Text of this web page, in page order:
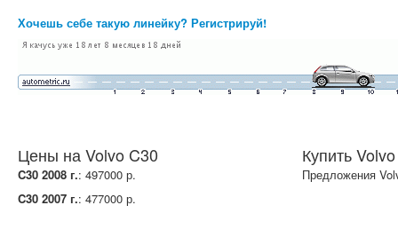
Хочешь себе такую линейку? Регистрируй!
Цены на Volvo C30
C30 2008 г.: 497000 р.
C30 2007 г.: 477000 р.
Купить
Предложения